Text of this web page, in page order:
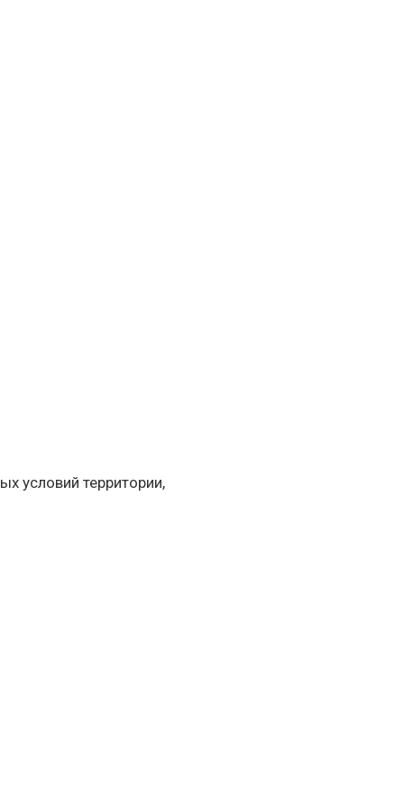
условий территории,